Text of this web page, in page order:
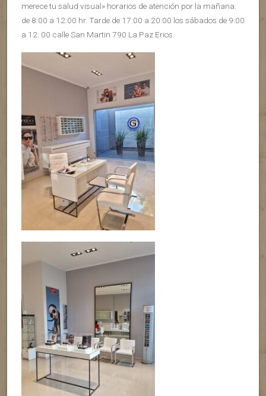
merece tu salud visual» horarios de atención por la mañana:
de 8:00 a 12:00 hr. Tarde de 17:00 a 20:00 los sábados de 9:00
a 12: 00 calle San Martin 790 La Paz Erios.